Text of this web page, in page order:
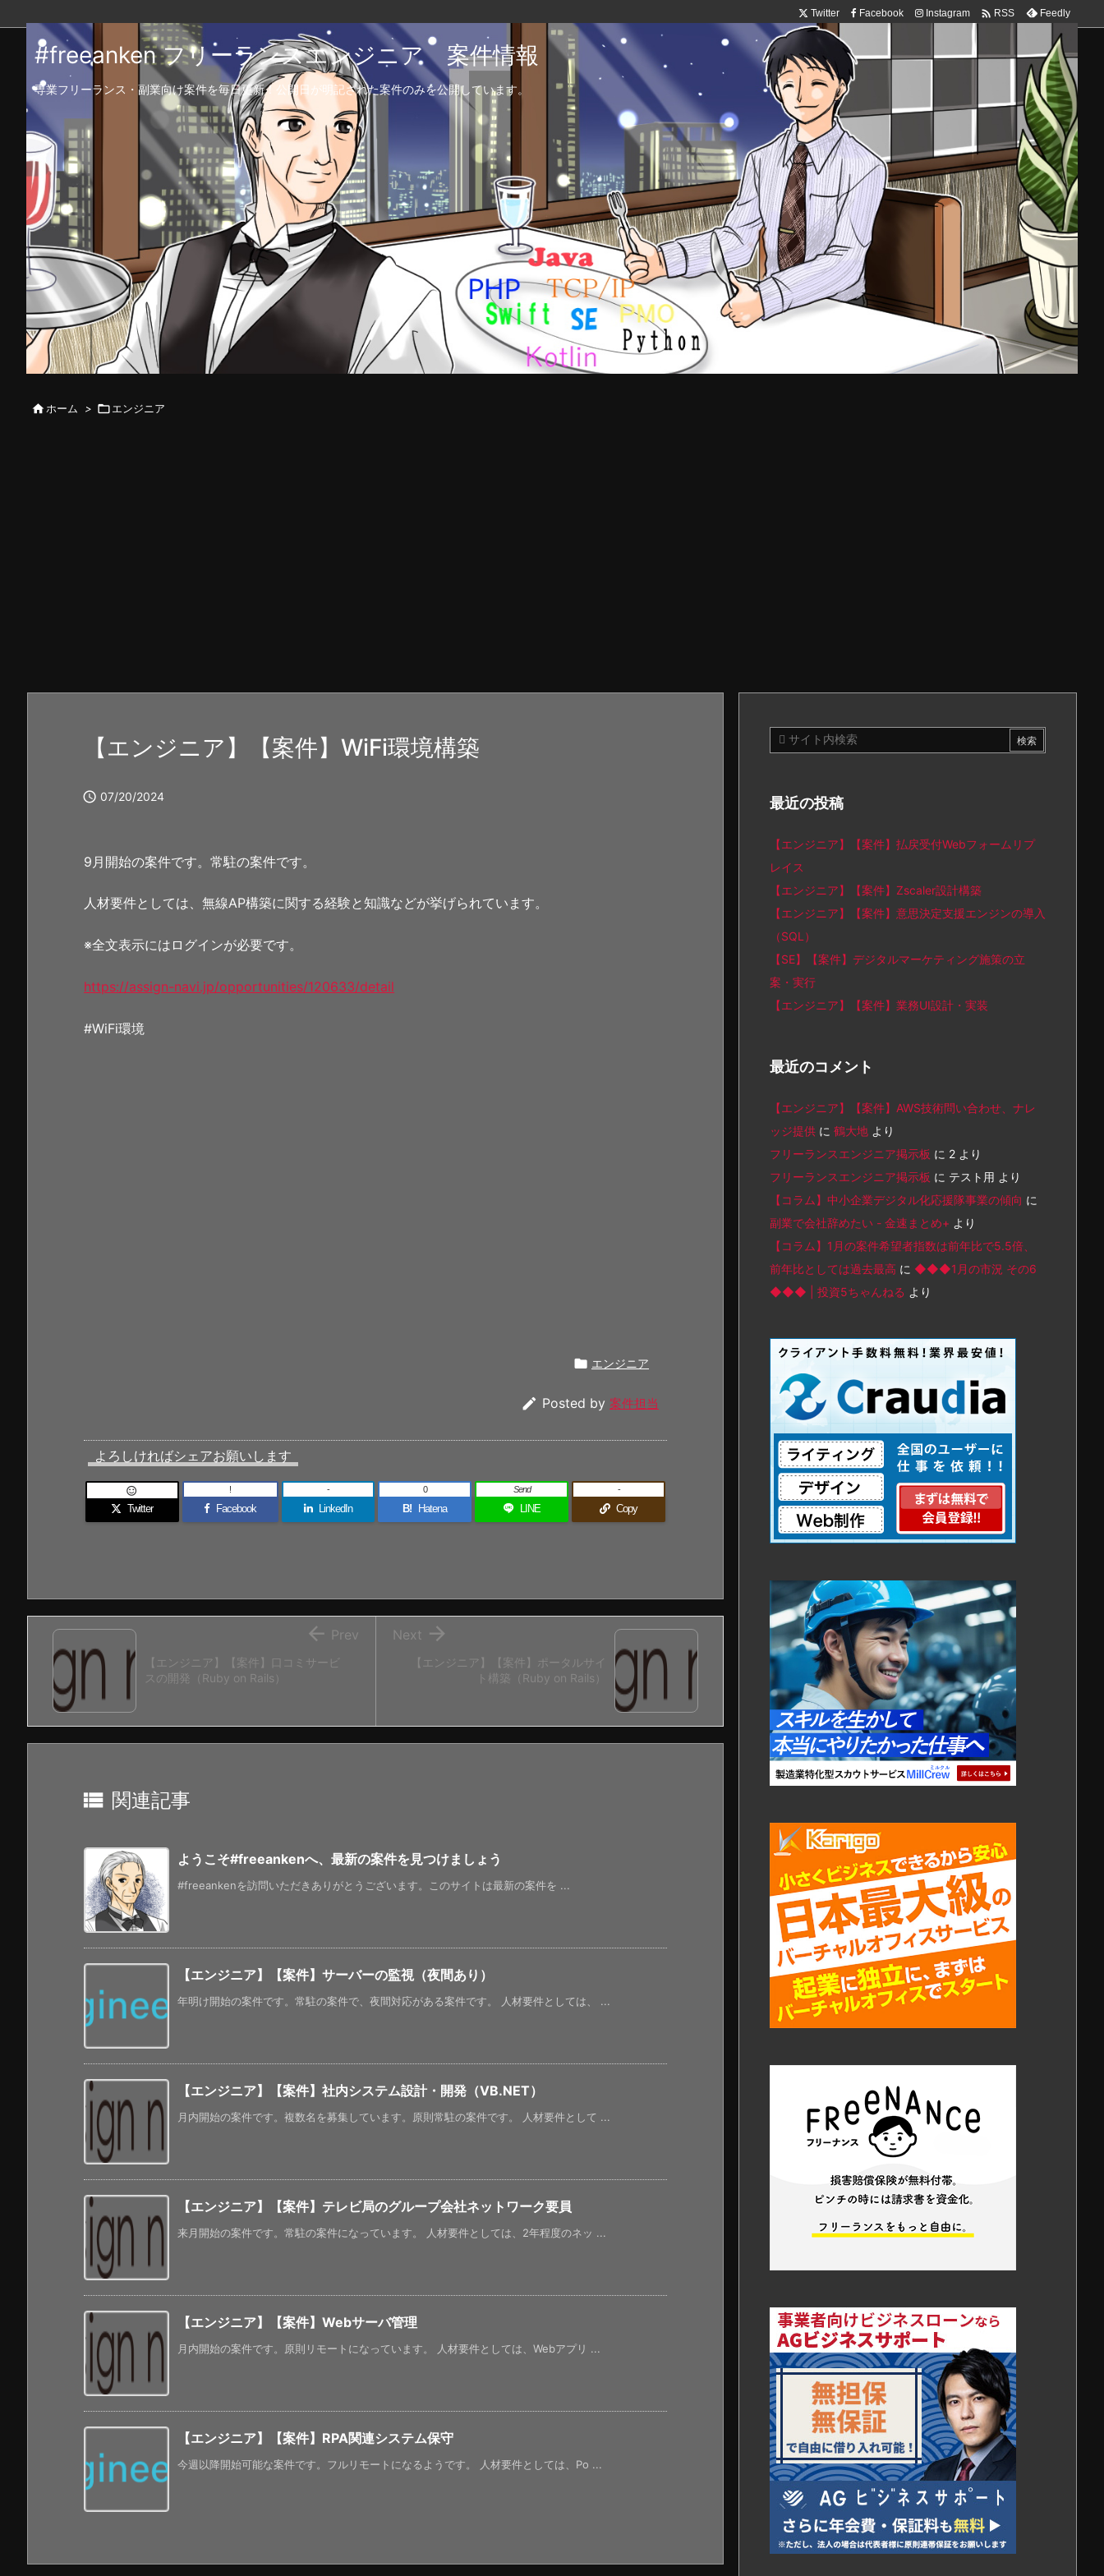
Twitter Facebook Instagram  RSS Feedly
#freeanken フリーランスエンジニア 案件情報
専業フリーランス・副業向け案件を毎日更新！公開日が明記された案件のみを公開しています。
 ホーム > エンジニア
【エンジニア】【案件】WiFi環境構築
 07/20/2024
9月開始の案件です。常駐の案件です。
人材要件としては、無線AP構築に関する経験と知識などが挙げられています。
※全文表示にはログインが必要です。
https://assign-navi.jp/opportunities/120633/detail
#WiFi環境
 エンジニア
 Posted by 案件担当
よろしければシェアお願いします
Twitter

Facebook
!
LinkedIn
-
B! Hatena
0
LINE
Send
Copy
-
【エンジニア】【案件】ポータルサイ
ト構築（Ruby on Rails）

Next
【エンジニア】【案件】口コミサービ
スの開発（Ruby on Rails）
 Prev
 関連記事
ようこそ#freeankenへ、最新の案件を見つけましょう
#freeankenを訪問いただきありがとうございます。このサイトは最新の案件を ...
【エンジニア】【案件】サーバーの監視（夜間あり）
年明け開始の案件です。常駐の案件で、夜間対応がある案件です。 人材要件としては、 ...
【エンジニア】【案件】社内システム設計・開発（VB.NET）
月内開始の案件です。複数名を募集しています。原則常駐の案件です。 人材要件として ...
【エンジニア】【案件】テレビ局のグループ会社ネットワーク要員
来月開始の案件です。常駐の案件になっています。 人材要件としては、2年程度のネッ ...
【エンジニア】【案件】Webサーバ管理
月内開始の案件です。原則リモートになっています。 人材要件としては、Webアプリ ...
【エンジニア】【案件】RPA関連システム保守
今週以降開始可能な案件です。フルリモートになるようです。 人材要件としては、Po ...
最近の投稿
【エンジニア】【案件】払戻受付Webフォームリプ
レイス
【エンジニア】【案件】Zscaler設計構築
【エンジニア】【案件】意思決定支援エンジンの導入
（SQL）
【SE】【案件】デジタルマーケティング施策の立
案・実行
【エンジニア】【案件】業務UI設計・実装
最近のコメント
【エンジニア】【案件】AWS技術問い合わせ、ナレ
ッジ提供 に 鶴大地 より
フリーランスエンジニア掲示板 に 2 より
フリーランスエンジニア掲示板 に テスト用 より
【コラム】中小企業デジタル化応援隊事業の傾向 に
副業で会社辞めたい - 金速まとめ+ より
【コラム】1月の案件希望者指数は前年比で5.5倍、
前年比としては過去最高 に ◆◆◆1月の市況 その6
◆◆◆ | 投資5ちゃんねる より